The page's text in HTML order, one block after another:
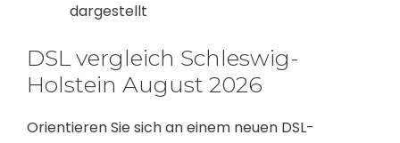
dargestellt
DSL vergleich Schleswig-
Holstein August 2026
Orientieren Sie sich an einem neuen DSL-